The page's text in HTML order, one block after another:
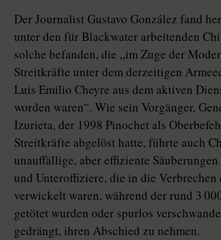
Der Journalist Gustavo González fand
unter den für Blackwater arbeitenden
solche befanden, die „im Zuge der
Streitkräfte unter dem derzeitigen
Luis Emilio Cheyre aus dem aktiven
worden waren“. Wie sein Vorgänger,
Izurieta, der 1998 Pinochet als
Streitkräfte abgelöst hatte, führte auch
unauffällige, aber effiziente
und Unteroffiziere, die in die
verwickelt waren, während der rund 3
getötet wurden oder spurlos
gedrängt, ihren Abschied zu nehmen.